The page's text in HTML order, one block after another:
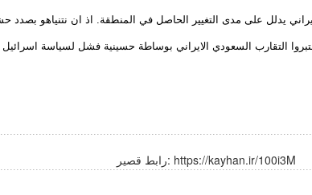
يدلل على مدى التغيير الحاصل في المنطقة. اذ ان نتنياهو بصدد
التقارب السعودي الايراني بوساطة حسينية فشل لسياسة اسرائيل
رابط قصير: https://kayhan.ir/100i3M